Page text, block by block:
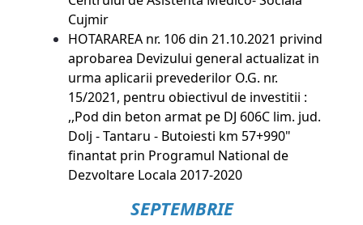
Cujmir
HOTARAREA nr. 106 din 21.10.2021 privind
aprobarea Devizului general actualizat in
urma aplicarii prevederilor O.G. nr.
15/2021, pentru obiectivul de investitii :
,,Pod din beton armat pe DJ 606C lim. jud.
Dolj - Tantaru - Butoiesti km 57+990"
finantat prin Programul National de
Dezvoltare Locala 2017-2020
SEPTEMBRIE